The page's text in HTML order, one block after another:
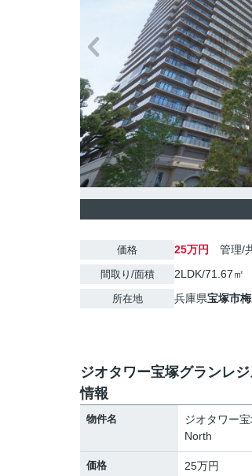
価格 25万円 管理/
間取り/面積 2LDK/71.67㎡
所在地 兵庫県宝塚市
ジオタワー宝塚グランレ
情報
物件名
ジオタワー
North
価格 25万円